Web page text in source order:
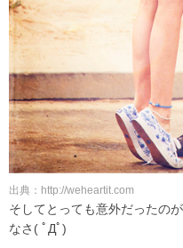
出典：http://weheartit.com
そしてとっても意外だったの
なさ( ﾟДﾟ)